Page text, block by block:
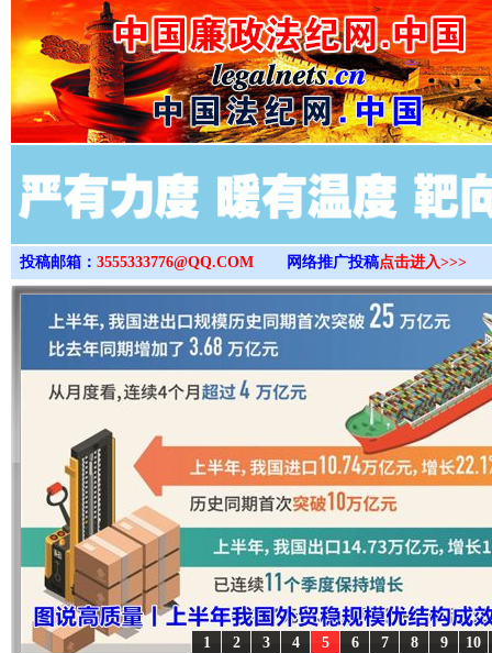
>
投稿邮箱： 3555333776@QQ.COM 网络推广投稿点击进入>>>
10
9
8
7
6
5
4
3
2
1